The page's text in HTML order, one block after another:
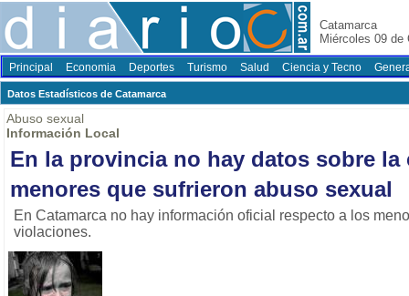
Catamarca
Miércoles 09 de
Principal Economia Deportes Turismo Salud Ciencia y Tecno
Datos Estadí­sticos de Catamarca
Abuso sexual
Información Local
En la provincia no hay datos sobre la
menores que sufrieron abuso sexual
En Catamarca no hay información oficial respecto a los
violaciones.